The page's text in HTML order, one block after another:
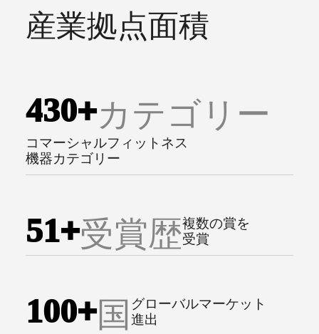
産業拠点面積
430+カテゴリー
コマーシャルフィットネス
機器カテゴリー
51+受賞歴複数の賞を
受賞
100+国 グローバルマーケット
進出